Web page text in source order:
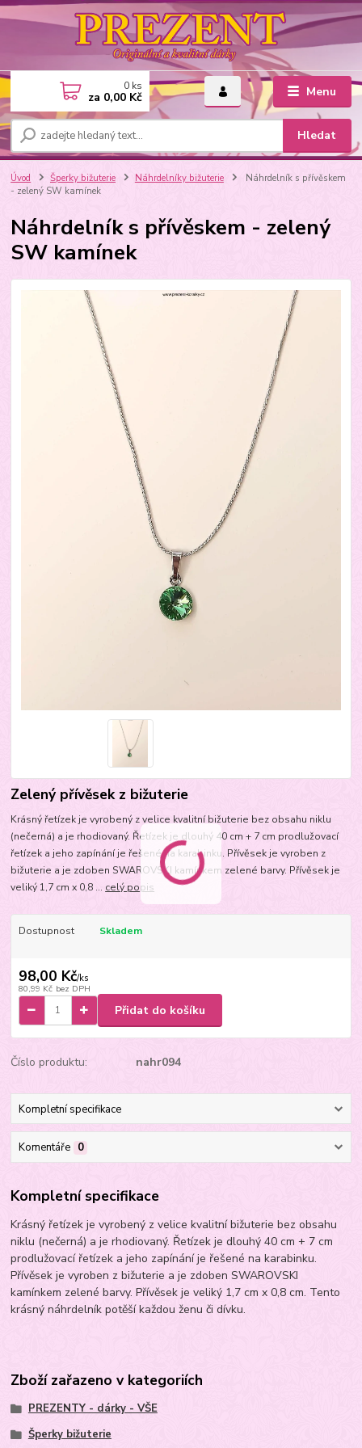
Menu
Hledat
0 ks
za 0,00 Kč
Úvod Šperky bižuterie Náhrdelníky bižuterie
Náhrdelník s přívěskem
- zelený SW kamínek
Náhrdelník s přívěskem - zelený
SW kamínek
Zelený přívěsek z bižuterie
Krásný řetízek je vyrobený z velice kvalitní bižuterie bez obsahu niklu
(nečerná) a je rhodiovaný. Řetízek je dlouhý 40 cm + 7 cm prodlužovací
řetízek a jeho zapínání je řešené na karabinku. Přívěsek je vyroben z
bižuterie a je zdoben SWAROVSKI kamínkem zelené barvy. Přívěsek je
veliký 1,7 cm x 0,8 ... celý popis
Dostupnost Skladem
98,00 Kč/ks
80,99 Kč bez DPH
Přidat do košíku
Číslo produktu: nahr094
Kompletní specifikace
Komentáře 0
Kompletní specifikace
Krásný řetízek je vyrobený z velice kvalitní bižuterie bez obsahu
niklu (nečerná) a je rhodiovaný. Řetízek je dlouhý 40 cm + 7 cm
prodlužovací řetízek a jeho zapínání je řešené na karabinku.
Přívěsek je vyroben z bižuterie a je zdoben SWAROVSKI
kamínkem zelené barvy. Přívěsek je veliký 1,7 cm x 0,8 cm. Tento
krásný náhrdelník potěší každou ženu či dívku.
Zboží zařazeno v kategoriích
PREZENTY - dárky - VŠE
Šperky bižuterie